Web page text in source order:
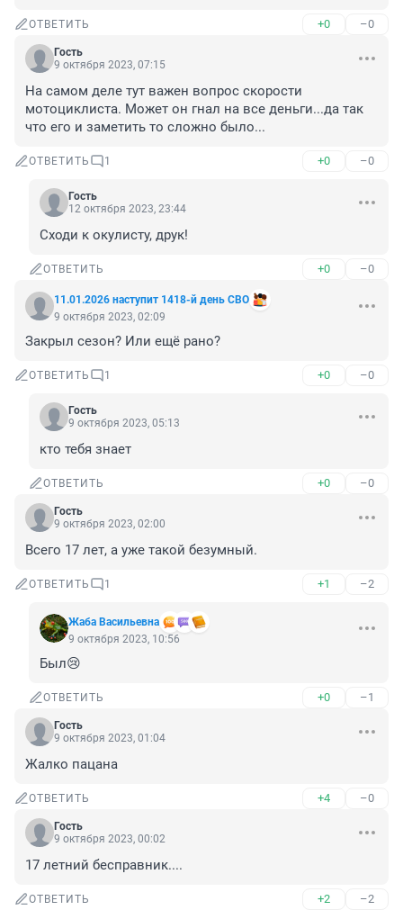
ОТВЕТИТЬ +0 –0
Гость
9 октября 2023, 07:15
На самом деле тут важен вопрос скорости
мотоциклиста. Может он гнал на все деньги...да так
что его и заметить то сложно было...
ОТВЕТИТЬ 1 +0 –0
Гость
12 октября 2023, 23:44
Сходи к окулисту, друк!
ОТВЕТИТЬ +0 –0
11.01.2026 наступит 1418-й день СВО
9 октября 2023, 02:09
Закрыл сезон? Или ещё рано?
ОТВЕТИТЬ 1 +0 –0
Гость
9 октября 2023, 05:13
кто тебя знает
ОТВЕТИТЬ +0 –0
Гость
9 октября 2023, 02:00
Всего 17 лет, а уже такой безумный.
ОТВЕТИТЬ 1 +1 –2
Жаба Васильевна
9 октября 2023, 10:56
Был😢
ОТВЕТИТЬ +0 –1
Гость
9 октября 2023, 01:04
Жалко пацана
ОТВЕТИТЬ +4 –0
Гость
9 октября 2023, 00:02
17 летний бесправник....
ОТВЕТИТЬ +2 –2